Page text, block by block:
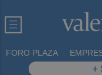
FORO PLAZA
+